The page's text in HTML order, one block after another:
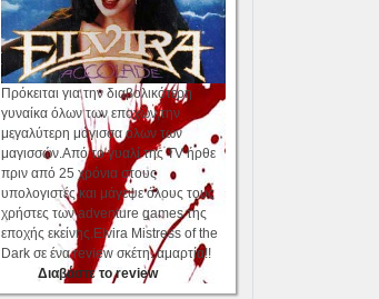
Πρόκειται για την διαβολικότερη
γυναίκα όλων των εποχών,την
μεγαλύτερη μάγισσα όλων των
μαγισσών.Από το γυαλί της TV ήρθε
πριν από 25 χρόνια στους
υπολογιστές και μάγεψε όλους τους
χρήστες των adventure games της
εποχής εκείνης.Elvira Mistress of the
Dark σε ένα review σκέτη..αμαρτία!!
Διαβάστε το review